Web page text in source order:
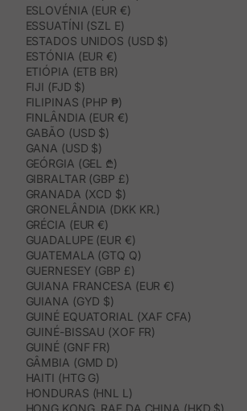
ESLOVÉNIA (EUR €)
ESSUATÍNI (SZL E)
ESTADOS UNIDOS (USD $)
ESTÓNIA (EUR €)
ETIÓPIA (ETB BR)
FIJI (FJD $)
FILIPINAS (PHP ₱)
FINLÂNDIA (EUR €)
GABÃO (USD $)
GANA (USD $)
GEÓRGIA (GEL ₾)
GIBRALTAR (GBP £)
GRANADA (XCD $)
GRONELÂNDIA (DKK KR.)
GRÉCIA (EUR €)
GUADALUPE (EUR €)
GUATEMALA (GTQ Q)
GUERNESEY (GBP £)
GUIANA FRANCESA (EUR €)
GUIANA (GYD $)
GUINÉ EQUATORIAL (XAF CFA)
GUINÉ-BISSAU (XOF FR)
GUINÉ (GNF FR)
GÂMBIA (GMD D)
HAITI (HTG G)
HONDURAS (HNL L)
HONG KONG, RAE DA CHINA (HKD $)